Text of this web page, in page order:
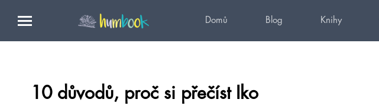
Domů Blog Knihy
10 důvodů, proč si přečíst Iko